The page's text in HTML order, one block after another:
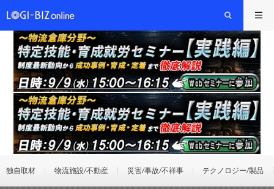
独自取材 物流施設/不動産 災害/事故/不祥事 テクノロジー/製品